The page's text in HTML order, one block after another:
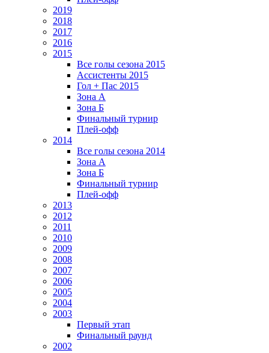
2019
2018
2017
2016
2015
Все голы сезона 2015
Ассистенты 2015
Гол + Пас 2015
Зона А
Зона Б
Финальный турнир
Плей-офф
2014
Все голы сезона 2014
Зона А
Зона Б
Финальный турнир
Плей-офф
2013
2012
2011
2010
2009
2008
2007
2006
2005
2004
2003
Первый этап
Финальный раунд
2002